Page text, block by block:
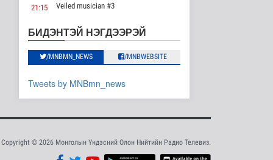
баригдаж буй 70 МВт-
ын хүчин ча..
Улс төр
2026-08-08 17:02
Газрын тосны
агуулахууд эхнээсээ
ашиглалтад орох..
ЦАГ АГААР:
Улаанбаатарт шөнөдөө
21:15
Veiled musician #3
23:35
“Гэрэлтэй цонх” үдшийн
хөтөлбөр
БИДЭНТЭЙ НЭГДЭЭРЭЙ
/MNBMN_NEWS /MNBWEBSITE
Tweets by MNBmn_news
Copyright © 2026 Монголын Үндэсний Олон Нийтийн Радио Телевиз.